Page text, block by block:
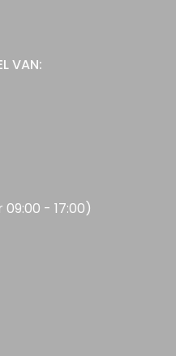
VAN:
09:00 - 17:00)